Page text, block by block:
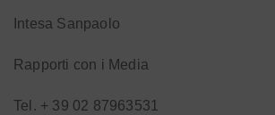
Intesa Sanpaolo
Rapporti con i Media
Tel. + 39 02 87963531